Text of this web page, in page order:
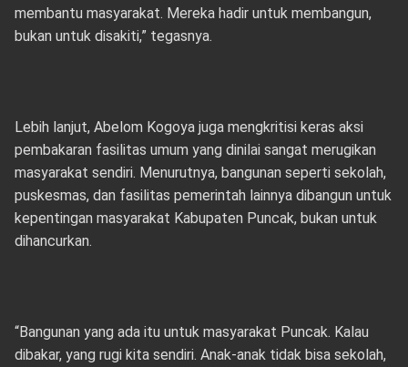
membantu masyarakat. Mereka hadir untuk membangun,
bukan untuk disakiti,” tegasnya.
Lebih lanjut, Abelom Kogoya juga mengkritisi keras aksi
pembakaran fasilitas umum yang dinilai sangat merugikan
masyarakat sendiri. Menurutnya, bangunan seperti sekolah,
puskesmas, dan fasilitas pemerintah lainnya dibangun untuk
kepentingan masyarakat Kabupaten Puncak, bukan untuk
dihancurkan.
“Bangunan yang ada itu untuk masyarakat Puncak. Kalau
dibakar, yang rugi kita sendiri. Anak-anak tidak bisa sekolah,